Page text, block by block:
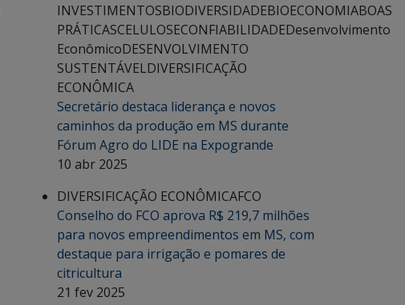
INVESTIMENTOSBIODIVERSIDADEBIOECONOMIABOAS
PRÁTICASCELULOSECONFIABILIDADEDesenvolvimento
EconômicoDESENVOLVIMENTO
SUSTENTÁVELDIVERSIFICAÇÃO
ECONÔMICA
Secretário destaca liderança e novos
caminhos da produção em MS durante
Fórum Agro do LIDE na Expogrande
10 abr 2025
DIVERSIFICAÇÃO ECONÔMICAFCO
Conselho do FCO aprova R$ 219,7 milhões
para novos empreendimentos em MS, com
destaque para irrigação e pomares de
citricultura
21 fev 2025